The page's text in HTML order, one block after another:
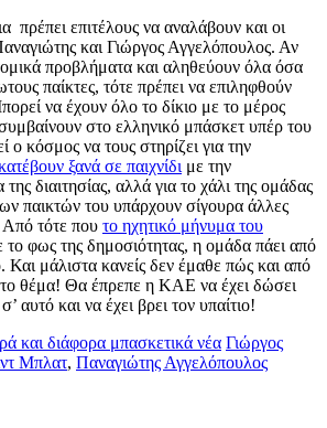
πρέπει επιτέλους να αναλάβουν και οι
και Γιώργος Αγγελόπουλος. Αν
προβλήματα και αληθεύουν όλα όσα
παίκτες, τότε πρέπει να επιληφθούν
να έχουν όλο το δίκιο με το μέρος
στο ελληνικό μπάσκετ υπέρ του
κόσμος να τους στηρίζει για την
ξανά σε παιχνίδι με την
διαιτησίας, αλλά για το χάλι της ομάδας
παικτών του υπάρχουν σίγουρα άλλες
Από τότε που το ηχητικό μήνυμα του
το φως της δημοσιότητας, η ομάδα πάει από
Και μάλιστα κανείς δεν έμαθε πώς και από
το θέμα! Θα έπρεπε η ΚΑΕ να έχει δώσει
αυτό και να έχει βρει τον υπαίτιο!
και διάφορα μπασκετικά νέα Γιώργος
Μπλατ, Παναγιώτης Αγγελόπουλος